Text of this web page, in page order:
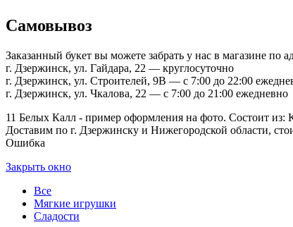
Самовывоз
Заказанный букет вы можете забрать у нас в магазине по
г. Дзержинск, ул. Гайдара, 22 — круглосуточно
г. Дзержинск, ул. Строителей, 9В — с 7:00 до 22:00
г. Дзержинск, ул. Чкалова, 22 — с 7:00 до 21:00 ежедневно
11 Белых Калл - пример оформления на фото. Состоит из:
Доставим по г. Дзержинску и Нижегородской области,
Ошибка
Закрыть окно
Все
Мягкие игрушки
Сладости